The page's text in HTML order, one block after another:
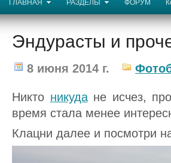
ГЛАВНАЯ РАЗДЕЛЫ ФОРУМ
Эндурасты и
8 июня 2014 г.
Никто никудане исчез,
время стала менее
Клацни далее и посмотри